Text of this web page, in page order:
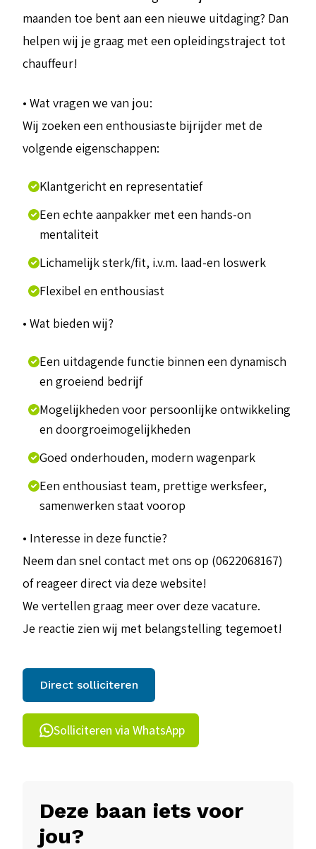
maanden toe bent aan een nieuwe uitdaging? Dan
helpen wij je graag met een opleidingstraject tot
chauffeur!
• Wat vragen we van jou:
Wij zoeken een enthousiaste bijrijder met de
volgende eigenschappen:
Klantgericht en representatief
Een echte aanpakker met een hands-on
mentaliteit
Lichamelijk sterk/fit, i.v.m. laad-en loswerk
Flexibel en enthousiast
• Wat bieden wij?
Een uitdagende functie binnen een dynamisch
en groeiend bedrijf
Mogelijkheden voor persoonlijke ontwikkeling
en doorgroeimogelijkheden
Goed onderhouden, modern wagenpark
Een enthousiast team, prettige werksfeer,
samenwerken staat voorop
• Interesse in deze functie?
Neem dan snel contact met ons op (0622068167)
of reageer direct via deze website!
We vertellen graag meer over deze vacature.
Je reactie zien wij met belangstelling tegemoet!
Direct solliciteren
Solliciteren via WhatsApp
Deze baan iets voor
jou?